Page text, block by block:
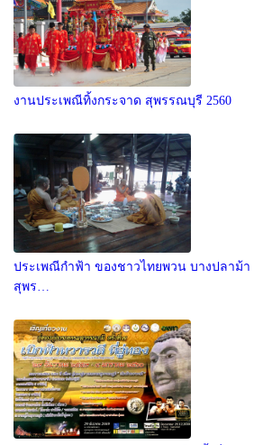
งานประเพณีทิ้งกระจาด สุพรรณบุรี 2560
ประเพณีกำฟ้า ของชาวไทยพวน บางปลาม้า
สุพร…